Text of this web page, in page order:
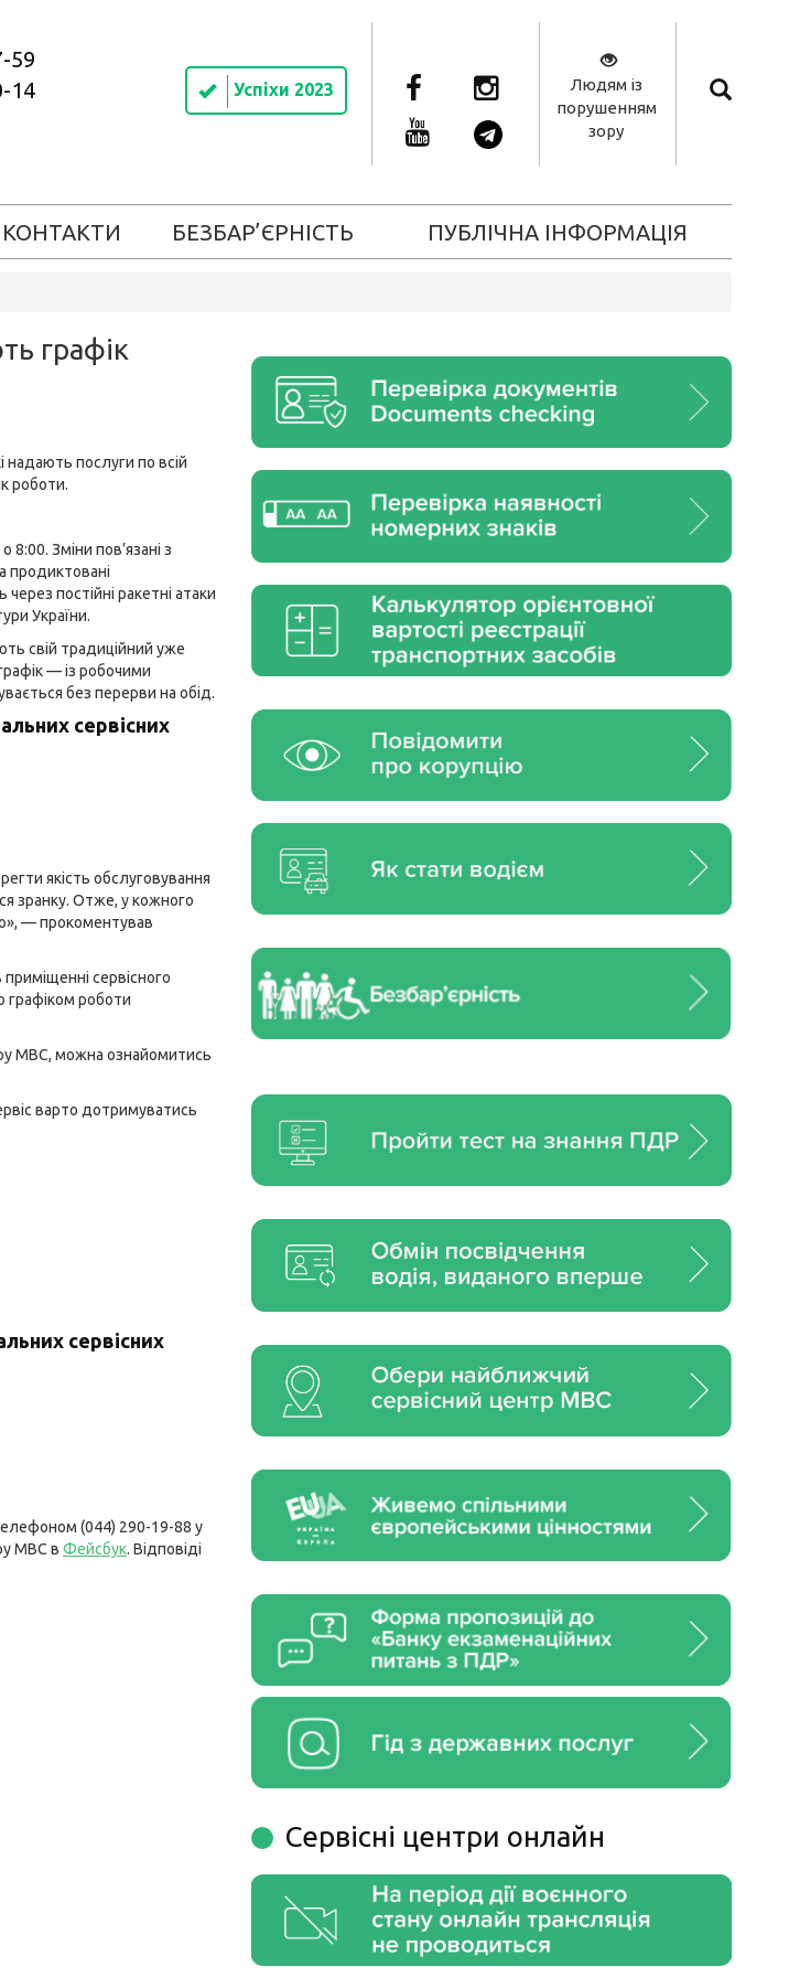
59
14
Успіхи 2023
Людям із
порушенням
зору
КОНТАКТИ БЕЗБАР’ЄРНІСТЬ ПУБЛІЧНА ІНФОРМАЦІЯ
графік
надають послуги по всій
роботи.
8:00. Зміни пов’язані з
продиктовані
постійні ракетні атаки
України.
свій традиційний уже
— із робочими
без перерви на обід.
сервісних
якість обслуговування
зранку. Отже, у кожного
— прокоментував
сервісного
графіком роботи
МВС, можна ознайомитись
варто дотримуватись
сервісних
(044) 290-19-88 у
МВС в Фейсбук. Відповіді
Сервiснi центри онлайн